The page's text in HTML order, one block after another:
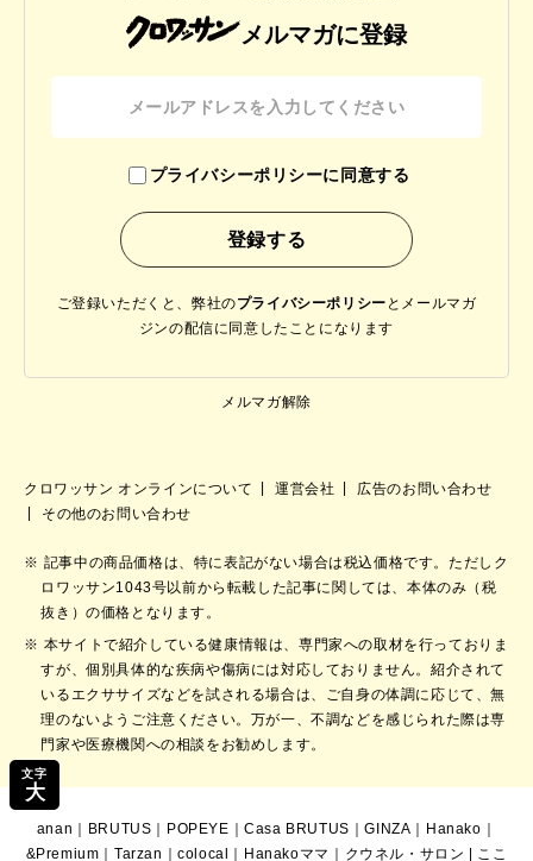
文字
大
メルマガに登録
プライバシーポリシーに同意する
ご登録いただくと、弊社のプライバシーポリシー と メールマガ
ジンの配信に同意したことになります
メルマガ解除
クロワッサン オンラインについて 運営会社
広告のお問い合わせ
その他のお問い合わせ
記事中の商品価格は、特に表記がない場合は税込価格です。ただしク
ロワッサン1043号以前から転載した記事に関しては、本体のみ（税
抜き）の価格となります。
本サイトで紹介している健康情報は、専門家への取材を行っておりま
すが、個別具体的な疾病や傷病には対応しておりません。紹介されて
いるエクササイズなどを試される場合は、ご自身の体調に応じて、無
理のないようご注意ください。万が一、不調などを感じられた際は専
門家や医療機関への相談をお勧めします。
anan BRUTUS POPEYE ｜Casa BRUTUS ｜GINZA Hanako
&Premium ｜Tarzan ｜colocal Hanakoママ クウネル・サロン ここ